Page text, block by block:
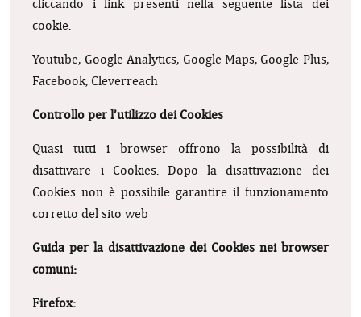
cliccando i link presenti nella seguente lista dei
cookie.
Youtube, Google Analytics, Google Maps, Google Plus,
Facebook, Cleverreach
Controllo per l’utilizzo dei Cookies
Quasi tutti i browser offrono la possibilità di
disattivare i Cookies. Dopo la disattivazione dei
Cookies non è possibile garantire il funzionamento
corretto del sito web
Guida per la disattivazione dei Cookies nei browser
comuni:
Firefox: